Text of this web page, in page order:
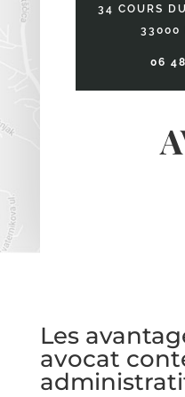
34 COURS
33000
06
Les
avocat